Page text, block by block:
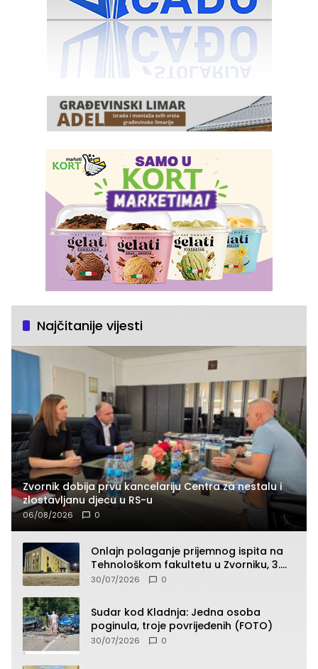
Najčitanije vijesti
Zvornik dobija prvu kancelariju Centra za nestalu i
zlostavljanu djecu u RS-u
06/08/2026 0
Onlajn polaganje prijemnog ispita na
Tehnološkom fakultetu u Zvorniku, 3.
septembra u 9.00 časova
30/07/2026 0
Sudar kod Kladnja: Jedna osoba
poginula, troje povrijeđenih (FOTO)
30/07/2026 0